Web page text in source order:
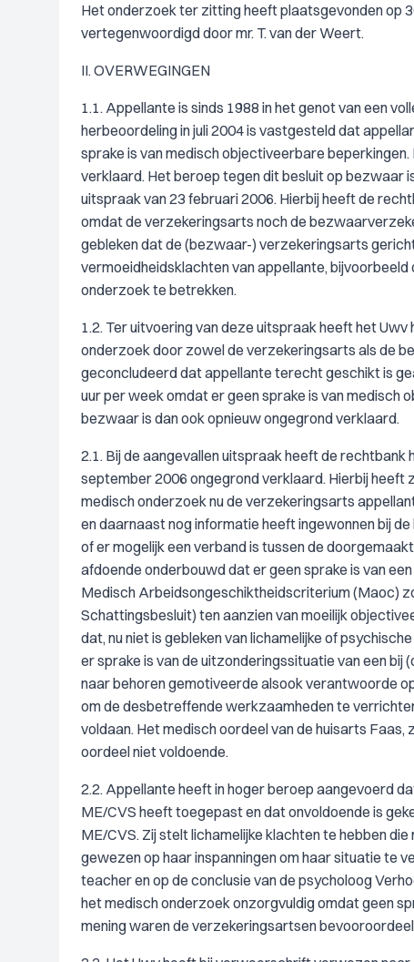
Het onderzoek ter zitting heeft plaatsgevonden op
vertegenwoordigd door mr. T. van der Weert.
II. OVERWEGINGEN
1.1. Appellante is sinds 1988 in het genot van een
herbeoordeling in juli 2004 is vastgesteld dat
sprake is van medisch objectiveerbare
verklaard. Het beroep tegen dit besluit op bezwaar
uitspraak van 23 februari 2006. Hierbij heeft de
omdat de verzekeringsarts noch de
gebleken dat de (bezwaar-) verzekeringsarts
vermoeidheidsklachten van appellante,
onderzoek te betrekken.
1.2. Ter uitvoering van deze uitspraak heeft het
onderzoek door zowel de verzekeringsarts als de
geconcludeerd dat appellante terecht geschikt is
uur per week omdat er geen sprake is van
bezwaar is dan ook opnieuw ongegrond verklaard.
2.1. Bij de aangevallen uitspraak heeft de
september 2006 ongegrond verklaard. Hierbij heeft
medisch onderzoek nu de verzekeringsarts
en daarnaast nog informatie heeft ingewonnen bij
of er mogelijk een verband is tussen de
afdoende onderbouwd dat er geen sprake is van
Medisch Arbeidsongeschiktheidscriterium (Maoc)
Schattingsbesluit) ten aanzien van moeilijk
dat, nu niet is gebleken van lichamelijke of
er sprake is van de uitzonderingssituatie van een bij
naar behoren gemotiveerde alsook verantwoorde
om de desbetreffende werkzaamheden te
voldaan. Het medisch oordeel van de huisarts Faas,
oordeel niet voldoende.
2.2. Appellante heeft in hoger beroep aangevoerd
ME/CVS heeft toegepast en dat onvoldoende is
ME/CVS. Zij stelt lichamelijke klachten te hebben
gewezen op haar inspanningen om haar situatie te
teacher en op de conclusie van de psycholoog
het medisch onderzoek onzorgvuldig omdat geen
mening waren de verzekeringsartsen